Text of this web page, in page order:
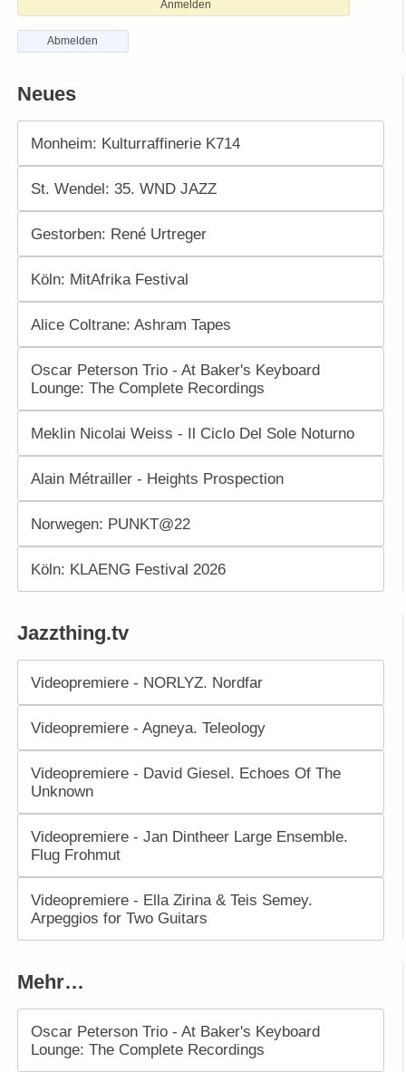
Anmelden
Abmelden
Neues
Monheim: Kulturraffinerie K714
St. Wendel: 35. WND JAZZ
Gestorben: René Urtreger
Köln: MitAfrika Festival
Alice Coltrane: Ashram Tapes
Oscar Peterson Trio - At Baker's Keyboard
Lounge: The Complete Recordings
Meklin Nicolai Weiss - Il Ciclo Del Sole Noturno
Alain Métrailler - Heights Prospection
Norwegen: PUNKT@22
Köln: KLAENG Festival 2026
Jazzthing.tv
Videopremiere - NORLYZ. Nordfar
Videopremiere - Agneya. Teleology
Videopremiere - David Giesel. Echoes Of The
Unknown
Videopremiere - Jan Dintheer Large Ensemble.
Flug Frohmut
Videopremiere - Ella Zirina & Teis Semey.
Arpeggios for Two Guitars
Mehr…
Oscar Peterson Trio - At Baker's Keyboard
Lounge: The Complete Recordings